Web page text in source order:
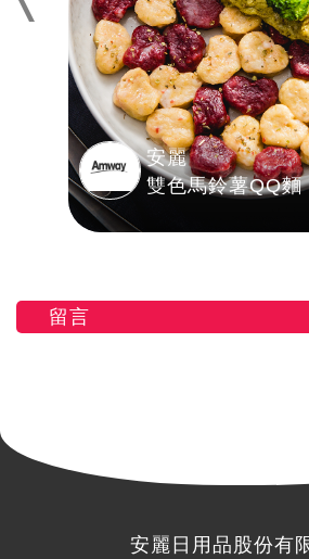
安麗
雙色馬鈴薯QQ麵
留言
安麗日用品股份有